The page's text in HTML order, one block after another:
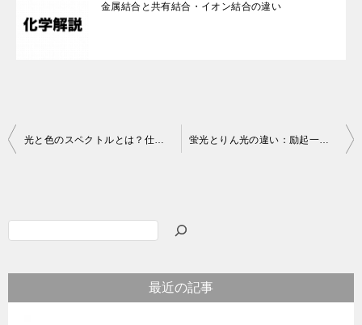
金属結合と共有結合・イオン結合の違い
投
ゲ
光と色のスペクトルとは？仕組みを徹底解説 蛍光とりん光の違い：励起一重項・励起三重項からの発光メカニズム
最近の記事